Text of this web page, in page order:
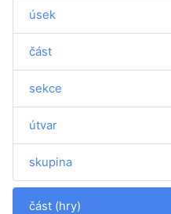
úsek
část
sekce
útvar
skupina
část (hry)